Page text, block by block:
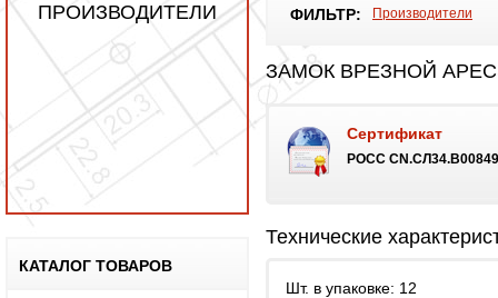
ПРОИЗВОДИТЕЛИ
КАТАЛОГ ТОВАРОВ
ФИЛЬТР: Производители
ЗАМОК ВРЕЗНОЙ
Сертификат
POCC
Технические
Шт. в упаковке: 12